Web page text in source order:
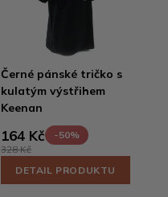
Černé pánské tričko s
kulatým výstřihem
Keenan
164 Kč
-50%
328 Kč
DETAIL PRODUKTU